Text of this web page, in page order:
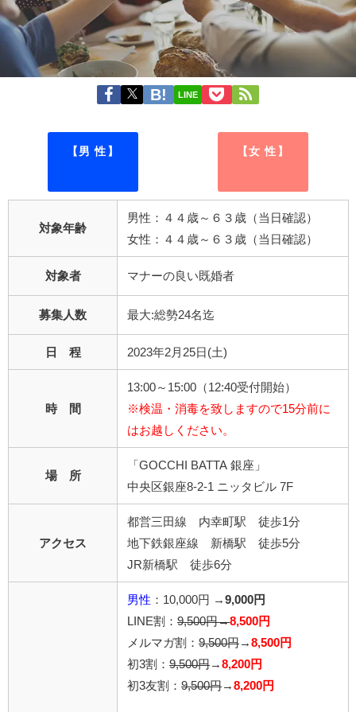
LINE
【男 性】 【女 性】
対象年齢
男性：４４歳～６３歳（当日確認）
女性：４４歳～６３歳（当日確認）
対象者 マナーの良い既婚者
募集人数 最大:総勢24名迄
日 程 2023年2月25日(土)
時 間
13:00～15:00（12:40受付開始）
※検温・消毒を致しますので15分前に
はお越しください。
場 所
「GOCCHI BATTA 銀座」
中央区銀座8-2-1 ニッタビル 7F
アクセス
都営三田線 内幸町駅 徒歩1分
地下鉄銀座線 新橋駅 徒歩5分
JR新橋駅 徒歩6分
男性 ：10,000円 → 9,000円
LINE割： 9,500円→8,500円
メルマガ割： 9,500円 → 8,500円
初3割： 9,500円 → 8,200円
初3友割： 9,500円 → 8,200円